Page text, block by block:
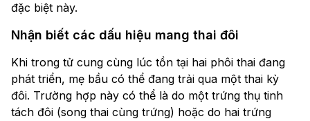
đặc biệt này.
Nhận biết các dấu hiệu mang thai đôi
Khi trong tử cung cùng lúc tồn tại hai phôi thai đang
phát triển, mẹ bầu có thể đang trải qua một thai kỳ
đôi. Trường hợp này có thể là do một trứng thụ tinh
tách đôi (song thai cùng trứng) hoặc do hai trứng